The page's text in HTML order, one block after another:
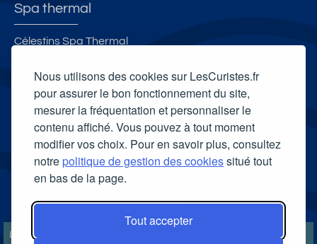
Nous utilisons des cookies sur LesCuristes.fr
pour assurer le bon fonctionnement du site,
mesurer la fréquentation et personnaliser le
contenu affiché. Vous pouvez à tout moment
modifier vos choix. Pour en savoir plus, consultez
notrepolitique de gestion des cookiessitué tout
en bas de la page.
Tout accepter
Spa thermal
Célestins Spa Thermal
Spa thermal Sourcéo - Thermes Adour
Carte cadeau spa Vichy
Carte cadeau spa Bagnoles-de-l'Orne
Carte cadeau spa Saubusse
Carte cadeau spa Châtel-Guyon
LesCuristes.fr participe et est conforme à l'ensemble des